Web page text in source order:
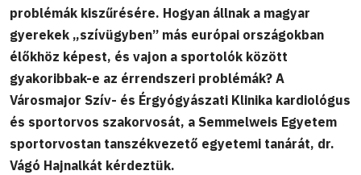
problémák kiszűrésére. Hogyan állnak a magyar
gyerekek „szívügyben” más európai országokban
élőkhöz képest, és vajon a sportolók között
gyakoribbak-e az érrendszeri problémák? A
Városmajor Szív- és Érgyógyászati Klinika kardiológus
és sportorvos szakorvosát, a Semmelweis Egyetem
sportorvostan tanszékvezető egyetemi tanárát, dr.
Vágó Hajnalkát kérdeztük.